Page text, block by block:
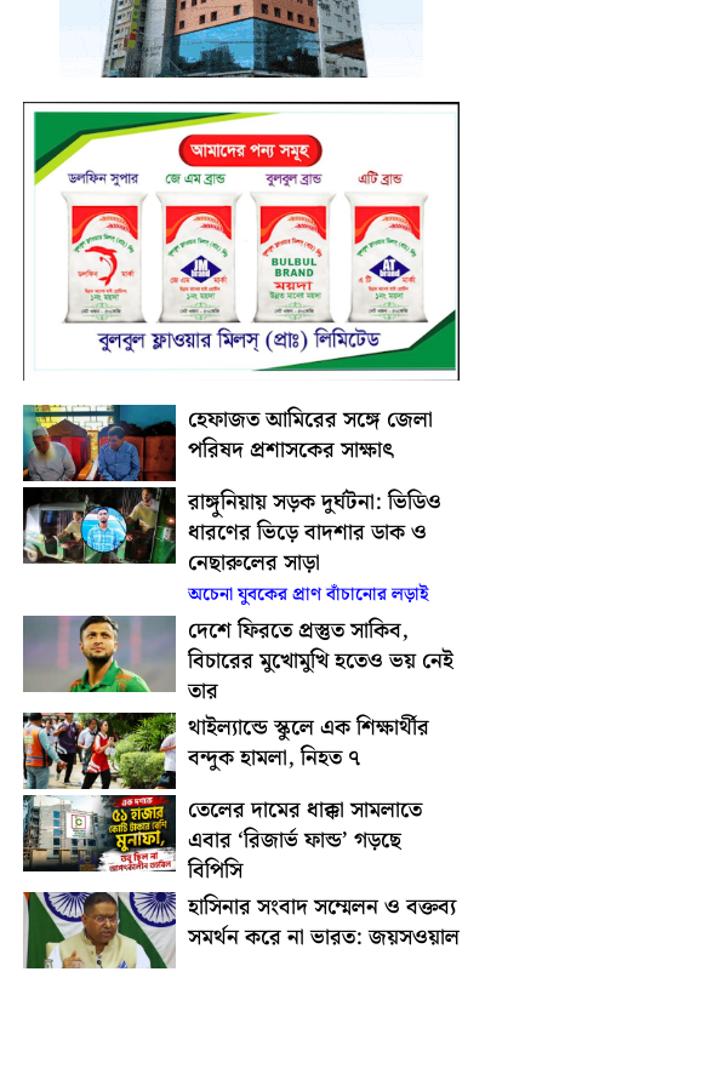
হেফাজত আমিরের সঙ্গে জেলা
পরিষদ প্রশাসকের সাক্ষাৎ
রাঙ্গুনিয়ায় সড়ক দুর্ঘটনা: ভিডিও
ধারণের ভিড়ে বাদশার ডাক ও
নেছারুলের সাড়া
অচেনা যুবকের প্রাণ বাঁচানোর লড়াই
দেশে ফিরতে প্রস্তুত সাকিব,
বিচারের মুখোমুখি হতেও ভয় নেই
তার
থাইল্যান্ডে স্কুলে এক শিক্ষার্থীর
বন্দুক হামলা, নিহত ৭
তেলের দামের ধাক্কা সামলাতে
এবার ‘রিজার্ভ ফান্ড’ গড়ছে
বিপিসি
হাসিনার সংবাদ সম্মেলন ও বক্তব্য
সমর্থন করে না ভারত: জয়সওয়াল